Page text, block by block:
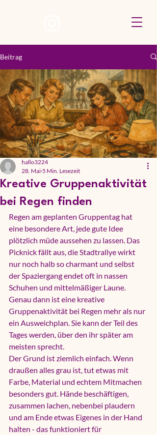
Beitrag
Kreative Gruppenaktivität
bei Regen finden
hallo3224
28. Mai 5 Min. Lesezeit
Regen am geplanten Gruppentag hat
eine besondere Art, jede gute Idee
plötzlich müde aussehen zu lassen. Das
Picknick fällt aus, die Stadtrallye wirkt
nur noch halb so charmant und selbst
der Spaziergang endet oft in nassen
Schuhen und mittelmäßiger Laune.
Genau dann ist eine kreative
Gruppenaktivität bei Regen mehr als nur
ein Ausweichplan. Sie kann der Teil des
Tages werden, über den ihr später am
meisten sprecht.
Der Grund ist ziemlich einfach. Wenn
draußen alles grau ist, tut etwas mit
Farbe, Material und echtem Mitmachen
besonders gut. Hände beschäftigen,
zusammen lachen, nebenbei plaudern
und am Ende etwas Eigenes in der Hand
halten - das funktioniert für